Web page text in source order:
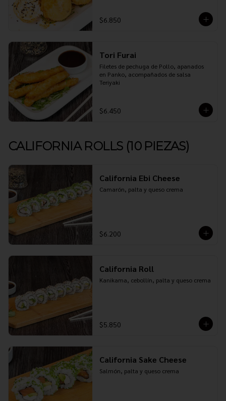
$6.850
Tori Furai
Filetes de pechuga de Pollo, apanados
en Panko, acompañados de salsa
Teriyaki
$6.450
CALIFORNIA ROLLS (10 PIEZAS)
California Ebi Cheese
Camarón, palta y queso crema
$6.200
California Roll
Kanikama, cebollín, palta y queso crema
$5.850
California Sake Cheese
Salmón, palta y queso crema